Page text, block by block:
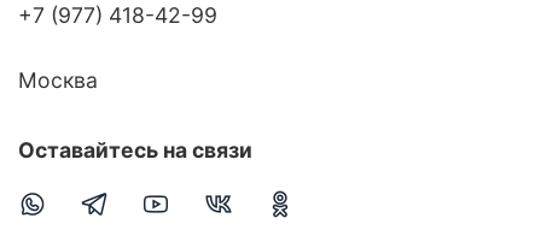
+7 (977) 418-42-99
Москва
Оставайтесь на связи